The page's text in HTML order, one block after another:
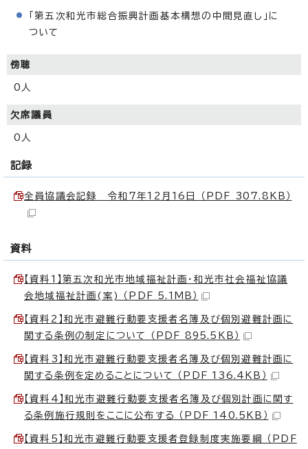
「第五次和光市総合振興計画基本構想の中間見直し」に
ついて
傍聴
0人
欠席議員
0人
記録
全員協議会記録 令和7年12月16日 （PDF 307.8KB）
資料
【資料1】第五次和光市地域福祉計画・和光市社会福祉協議
会地域福祉計画(案) （PDF 5.1MB）
【資料2】和光市避難行動要支援者名簿及び個別避難計画に
関する条例の制定について （PDF 895.5KB）
【資料3】和光市避難行動要支援者名簿及び個別避難計画に
関する条例を定めることについて （PDF 136.4KB）
【資料4】和光市避難行動要支援者名簿及び個別計画に関す
る条例施行規則をここに公布する （PDF 140.5KB）
【資料5】和光市避難行動要支援者登録制度実施要綱 （PDF